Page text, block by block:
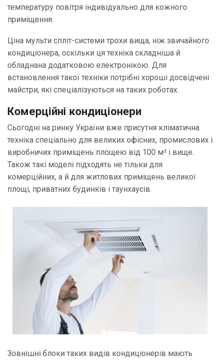
температуру повітря індивідуально для кожного
приміщення.
Ціна мульти спліт-системи трохи вища, ніж звичайного
кондиціонера, оскільки ця техніка складніша й
обладнана додатковою електронікою. Для
встановлення такої техніки потрібні хороші досвідчені
майстри, які спеціалізуються на таких роботах.
Комерційні кондиціонери
Сьогодні на ринку України вже присутня кліматична
техніка спеціально для великих офісних, промислових і
виробничих приміщень площею від 100 м² і вище.
Також такі моделі підходять не тільки для
комерційних, а й для житлових приміщень великої
площі, приватних будинків і таунхаусів.
Зовнішні блоки таких видів кондиціонерів мають